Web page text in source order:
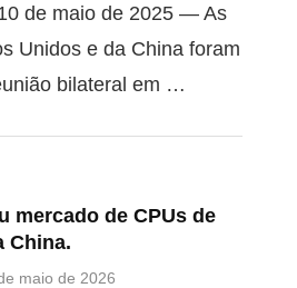
de maio de 2025 — As
Unidos e da China foram
bilateral em …
mercado de CPUs de
China.
maio de 2026